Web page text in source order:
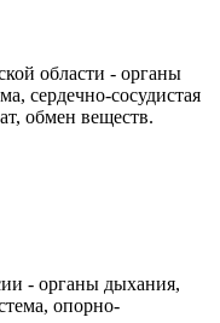
области - органы
сердечно-сосудистая
обмен веществ.
- органы дыхания,
опорно-